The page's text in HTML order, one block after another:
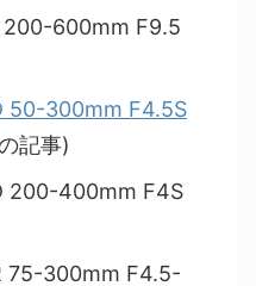
200-600mm F9.5
50-300mm F4.5S
記事)
200-400mm F4S
75-300mm F4.5-